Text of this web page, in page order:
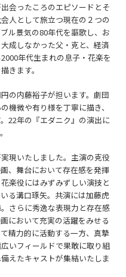
会ったころのエピソードとそ
人として旅立つ現在の２つの
ル景気の80年代を謳歌し、お
成しなかった父・克と、経済
年代生まれの息子・花楽を
きます。
の内藤裕子が担います。劇団
機微や有り様を丁寧に描き、
22年の『エダニク』の演出に
現いたしました。主演の克役
、舞台において存在感を発揮
楽役にはみずみずしい演技と
る溝口琢矢。共演には加藤虎
さらに秀逸な表現力と存在感
において充実の活躍をみせる
精力的に活動する一方、真摯
いフィールドで果敢に取り組
えたキャストが集結いたしま